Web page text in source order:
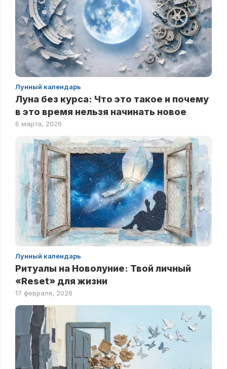
Лунный календарь
Луна без курса: Что это такое и почему
в это время нельзя начинать новое
6 марта, 2026
Лунный календарь
Ритуалы на Новолуние: Твой личный
«Reset» для жизни
17 февраля, 2026